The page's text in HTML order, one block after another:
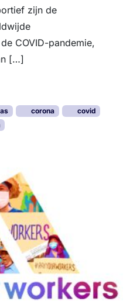
zijn de
COVID-pandemie,
[…]
corona
covid